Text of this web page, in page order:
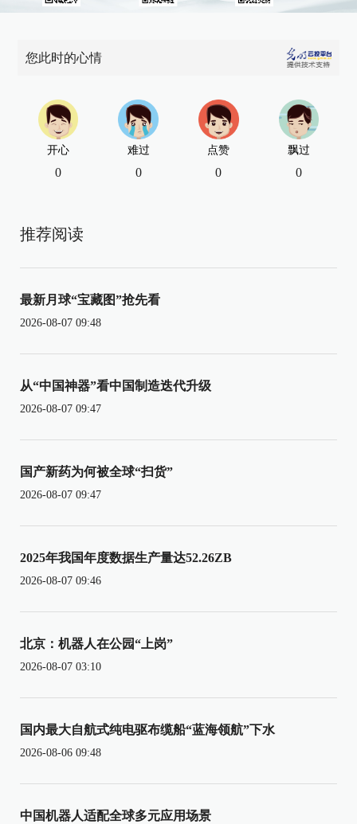
您此时的心情
开心
0
难过
0
点赞
0
飘过
0
推荐阅读
最新月球“宝藏图”抢先看
2026-08-07 09:48
从“中国神器”看中国制造迭代升级
2026-08-07 09:47
国产新药为何被全球“扫货”
2026-08-07 09:47
2025年我国年度数据生产量达52.26ZB
2026-08-07 09:46
北京：机器人在公园“上岗”
2026-08-07 03:10
国内最大自航式纯电驱布缆船“蓝海领航”下水
2026-08-06 09:48
中国机器人适配全球多元应用场景